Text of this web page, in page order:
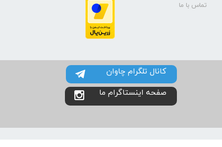
تماس با ما
کانال تلگرام چاوان
صفحه اینستاگرام ما